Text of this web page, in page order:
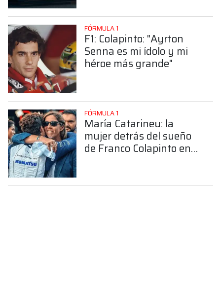
FÓRMULA 1
F1: Colapinto: "Ayrton
Senna es mi ídolo y mi
héroe más grande"
FÓRMULA 1
María Catarineu: la
mujer detrás del sueño
de Franco Colapinto en